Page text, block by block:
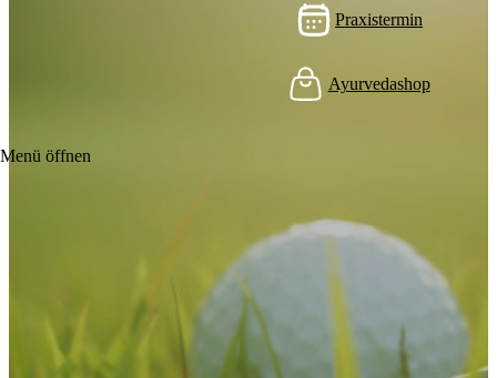
Praxistermin
Ayurvedashop
Menü öffnen